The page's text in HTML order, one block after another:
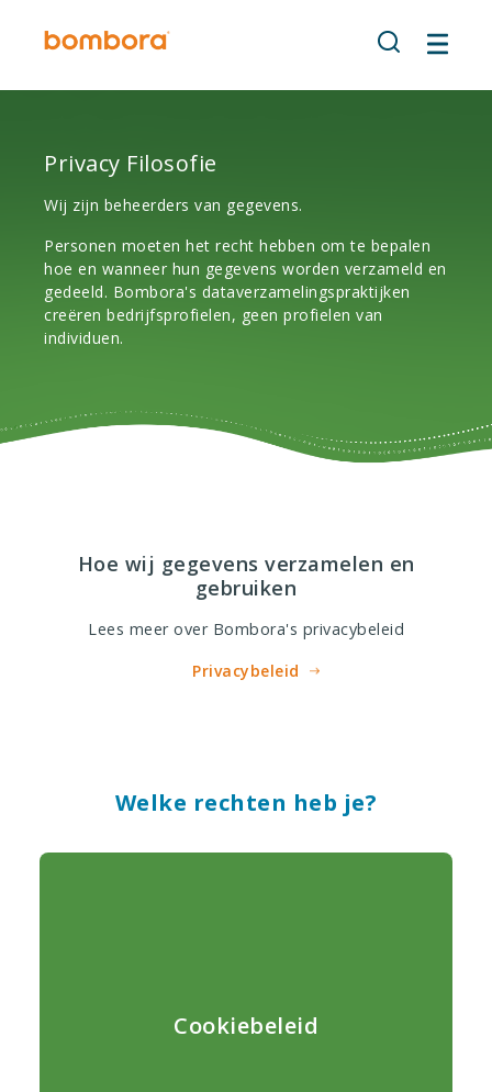
Privacy Filosofie
Wij zijn beheerders van gegevens.
Personen moeten het recht hebben om te bepalen
hoe en wanneer hun gegevens worden verzameld en
gedeeld. Bombora's dataverzamelingspraktijken
creëren bedrijfsprofielen, geen profielen van
individuen.
Hoe wij gegevens verzamelen en
gebruiken
Lees meer over Bombora's privacybeleid
Privacybeleid
Welke rechten heb je?
Cookiebeleid